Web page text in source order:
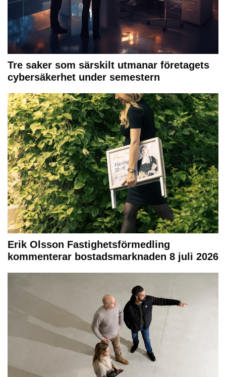
Tre saker som särskilt utmanar företagets
cybersäkerhet under semestern
Erik Olsson Fastighetsförmedling
kommenterar bostadsmarknaden 8 juli 2026